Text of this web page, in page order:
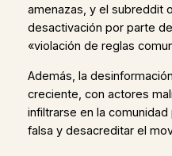
amenazas, y el subreddit
desactivación por parte
«violación de reglas
Además, la
creciente, con actores
infiltrarse en la
falsa y desacreditar el